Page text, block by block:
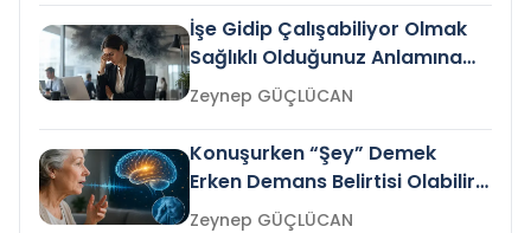
İşe Gidip Çalışabiliyor Olmak
Sağlıklı Olduğunuz Anlamına
Gelir mi?Zeynep GÜÇLÜCAN
Konuşurken “Şey” Demek
Erken Demans Belirtisi Olabilir
mi?
Zeynep GÜÇLÜCAN